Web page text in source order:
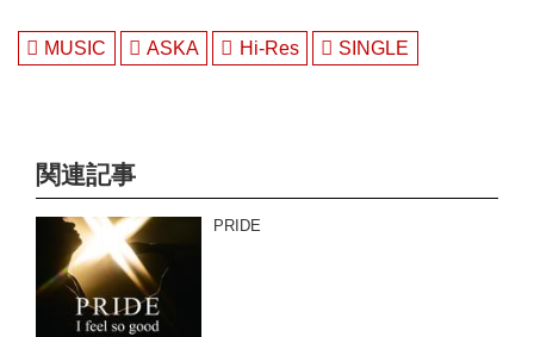
MUSIC ASKA Hi-Res SINGLE
関連記事
PRIDE